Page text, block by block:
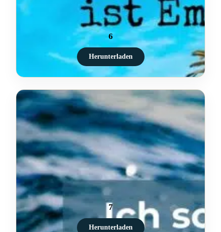
6
Herunterladen
7
Herunterladen